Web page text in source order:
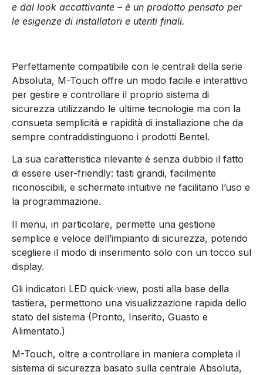
e dal look accattivante – è un prodotto pensato per
le esigenze di installatori e utenti finali.
Perfettamente compatibile con le centrali della serie
Absoluta, M-Touch offre un modo facile e interattivo
per gestire e controllare il proprio sistema di
sicurezza utilizzando le ultime tecnologie ma con la
consueta semplicità e rapidità di installazione che da
sempre contraddistinguono i prodotti Bentel.
La sua caratteristica rilevante è senza dubbio il fatto
di essere user-friendly: tasti grandi, facilmente
riconoscibili, e schermate intuitive ne facilitano l’uso e
la programmazione.
Il menu, in particolare, permette una gestione
semplice e veloce dell’impianto di sicurezza, potendo
scegliere il modo di inserimento solo con un tocco sul
display.
Gli indicatori LED quick-view, posti alla base della
tastiera, permettono una visualizzazione rapida dello
stato del sistema (Pronto, Inserito, Guasto e
Alimentato.)
M-Touch, oltre a controllare in maniera completa il
sistema di sicurezza basato sulla centrale Absoluta,